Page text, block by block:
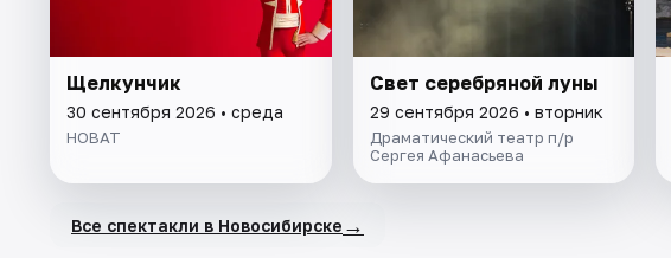
Щелкунчик
30 сентября 2026 • среда
НОВАТ
Свет серебряной луны
29 сентября 2026 • вторник
Драматический театр п/р
Сергея Афанасьева
Все спектакли в Новосибирске →